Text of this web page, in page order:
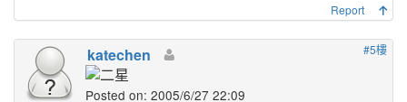
Report
#5樓
katechen
Posted on: 2005/6/27 22:09